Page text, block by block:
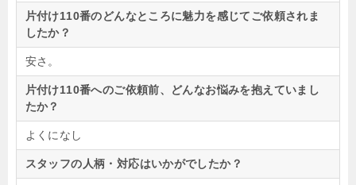
片付け110番のどんなところに魅力を感じてご依頼されま
したか？
安さ。
片付け110番へのご依頼前、どんなお悩みを抱えていまし
たか？
よくになし
スタッフの人柄・対応はいかがでしたか？